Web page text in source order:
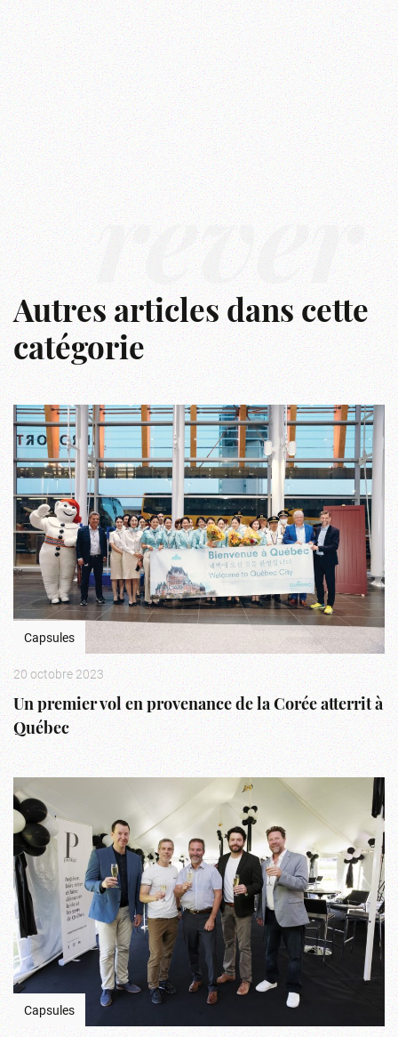
rêver
Autres articles dans cette
catégorie
Capsules
20 octobre 2023
Un premier vol en provenance de la Corée atterrit à
Québec
Capsules